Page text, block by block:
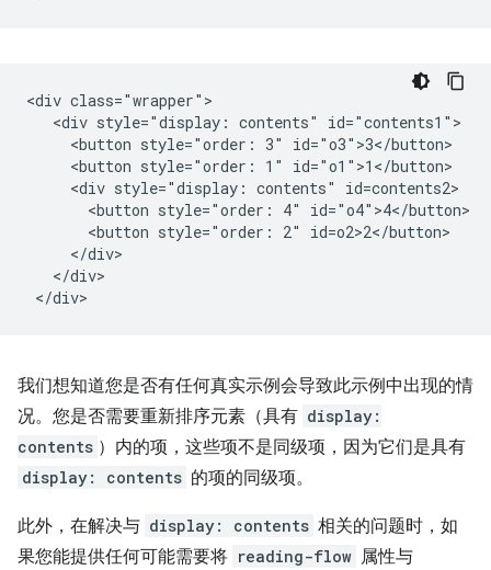
<div class="wrapper">
   <div style="display: contents" id="contents1">
     <button style="order: 3" id="o3">3</button>
     <button style="order: 1" id="o1">1</button>
     <div style="display: contents" id=contents2>
       <button style="order: 4" id="o4">4</button>
       <button style="order: 2" id=o2>2</button>
     </div>
   </div>
我们想知道您是否有任何真实示例会导致此示例中出现的情
况。您是否需要重新排序元素（具有 display:
contents ）内的项，这些项不是同级项，因为它们是具有
display: contents 的项的同级项。
此外，在解决与 display: contents 相关的问题时，如
果您能提供任何可能需要将 reading-flow 属性与